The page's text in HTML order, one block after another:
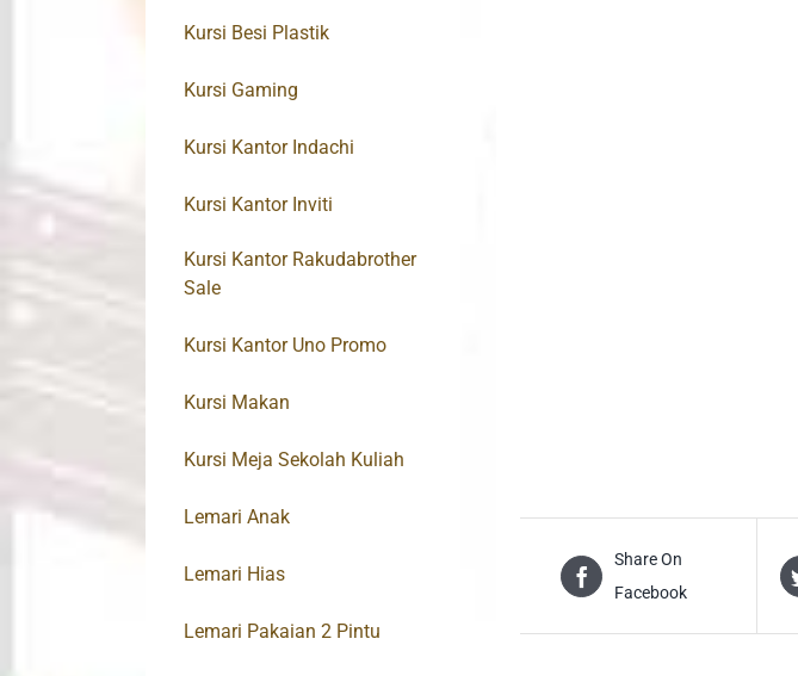
Share On
Facebook
Kursi Besi Plastik
Kursi Gaming
Kursi Kantor Indachi
Kursi Kantor Inviti
Kursi Kantor Rakudabrother
Sale
Kursi Kantor Uno Promo
Kursi Makan
Kursi Meja Sekolah Kuliah
Lemari Anak
Lemari Hias
Lemari Pakaian 2 Pintu